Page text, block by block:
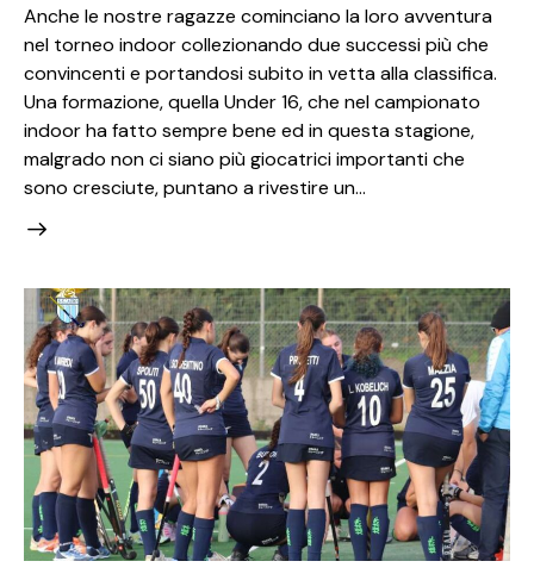
Anche le nostre ragazze cominciano la loro avventura
nel torneo indoor collezionando due successi più che
convincenti e portandosi subito in vetta alla classifica.
Una formazione, quella Under 16, che nel campionato
indoor ha fatto sempre bene ed in questa stagione,
malgrado non ci siano più giocatrici importanti che
sono cresciute, puntano a rivestire un…